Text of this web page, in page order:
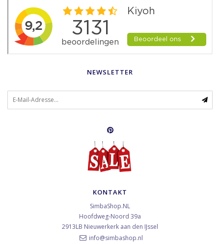
NEWSLETTER
KONTAKT
SimbaShop.NL
Hoofdweg-Noord 39a
2913LB Nieuwerkerk aan den IJssel
info@simbashop.nl